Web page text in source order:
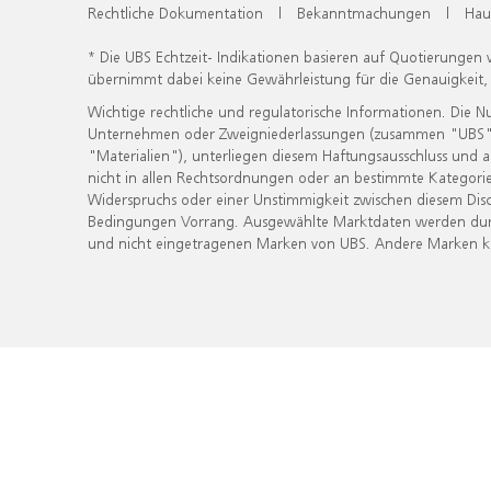
Rechtliche Dokumentation | Bekanntmachungen |
* Die UBS Echtzeit- Indikationen basieren auf
übernimmt dabei keine Gewährleistung für die
Wichtige rechtliche und regulatorische Informationen. Die
Unternehmen oder Zweigniederlassungen (zusammen
"Materialien"), unterliegen diesem Haftungsausschluss
nicht in allen Rechtsordnungen oder an bestimmte
Widerspruchs oder einer Unstimmigkeit zwischen diesem
Bedingungen Vorrang. Ausgewählte Marktdaten werden
und nicht eingetragenen Marken von UBS. Andere Marken